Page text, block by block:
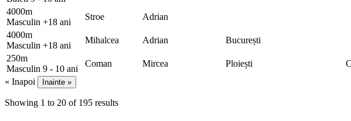
4000m
Masculin +18 ani
Stroe Adrian
4000m
Masculin +18 ani
Mihalcea Adrian București
250m
Masculin 9 - 10 ani
Coman Mircea Ploiești
« Inapoi
Inainte »
Showing 1 to 20 of 195 results